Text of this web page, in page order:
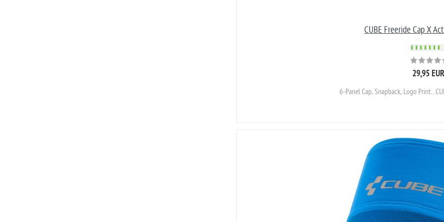
CUBE Freeride Cap X
29,95 EUR
6-Panel Cap, Snapback, Logo